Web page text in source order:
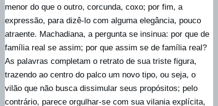
menor do que o outro, corcunda, coxo; por fim, a
expressão, para dizê-lo com alguma elegância, pouco
atraente. Machadiana, a pergunta se insinua: por que de
família real se assim; por que assim se de família real?
As palavras completam o retrato de sua triste figura,
trazendo ao centro do palco um novo tipo, ou seja, o
vilão que não busca dissimular seus propósitos; pelo
contrário, parece orgulhar-se com sua vilania explícita,